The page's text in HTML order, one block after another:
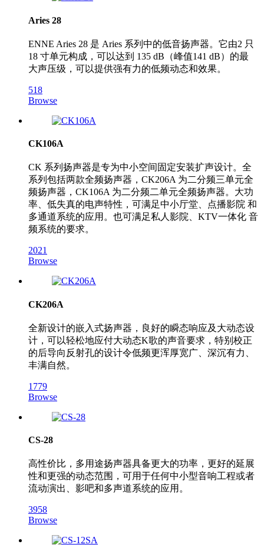
Aries 28
ENNE Aries 28 是 Aries 系列中的低音扬声器。它由2 只
18 寸单元构成，可以达到 135 dB（峰值141 dB）的最
大声压级，可以提供强有力的低频动态和效果。
518
Browse
CK106A
CK 系列扬声器是专为中小空间固定安装扩声设计。全
系列包括两款全频扬声器，CK206A 为二分频三单元全
频扬声器，CK106A 为二分频二单元全频扬声器。大功
率、低失真的电声特性，可满足中小厅堂、点播影院 和
多通道系统的应用。也可满足私人影院、KTV一体化 音
频系统的要求。
2021
Browse
CK206A
全新设计的嵌入式扬声器，良好的瞬态响应及大动态设
计，可以轻松地应付大动态K歌的声音要求，特别校正
的后导向反射孔的设计令低频更浑厚宽广、深沉有力、
丰满自然。
1779
Browse
CS-28
高性价比，多用途扬声器具备更大的功率，更好的延展
性和更强的动态范围，可用于任何中小型音响工程或者
流动演出、影吧和多声道系统的应用。
3958
Browse